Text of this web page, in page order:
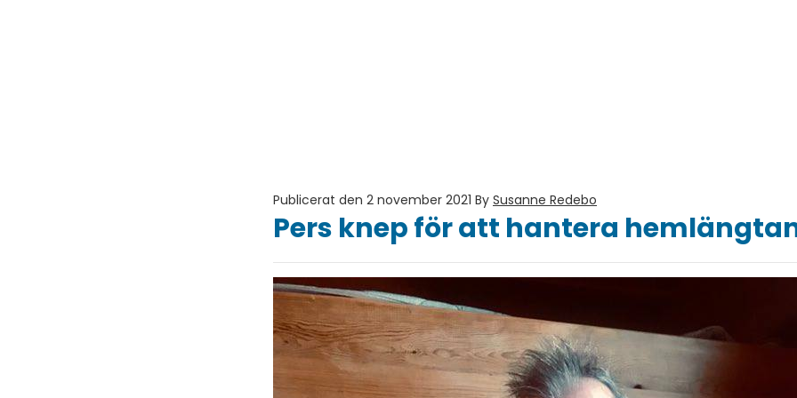
Publicerat den 2 november 2021 By Susanne Redebo
Pers knep för att hantera